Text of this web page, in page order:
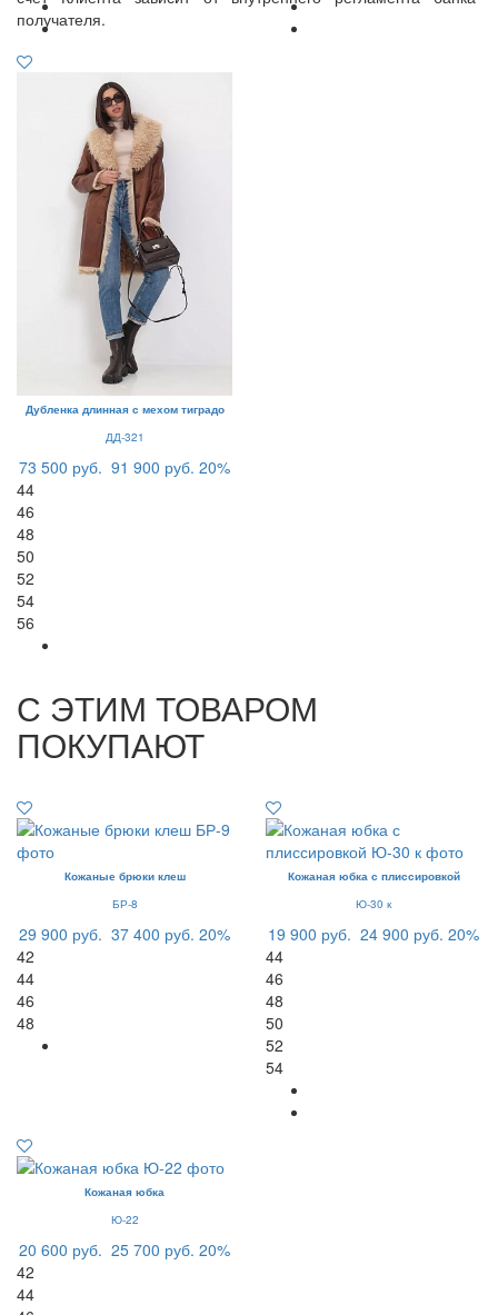
получателя.
Дубленка длинная с мехом тиградо
ДД-321
73 500 руб. 91 900 руб. 20%
44
46
48
50
52
54
56
С ЭТИМ ТОВАРОМ
ПОКУПАЮТ
Кожаные брюки клеш
БР-8
29 900 руб. 37 400 руб. 20%
42
44
46
48
Кожаная юбка с плиссировкой
Ю-30 к
19 900 руб. 24 900 руб. 20%
44
46
48
50
52
54
Кожаная юбка
Ю-22
20 600 руб. 25 700 руб. 20%
42
44